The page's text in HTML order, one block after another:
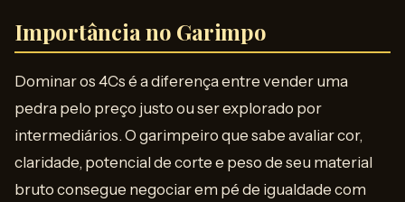
Importância no Garimpo
Dominar os 4Cs é a diferença entre vender uma
pedra pelo preço justo ou ser explorado por
intermediários. O garimpeiro que sabe avaliar cor,
claridade, potencial de corte e peso de seu material
bruto consegue negociar em pé de igualdade com